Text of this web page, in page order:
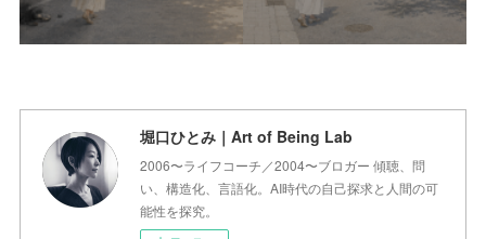
堀口ひとみ｜Art of Being Lab
2006〜ライフコーチ／2004〜ブロガー 傾聴、問
い、構造化、言語化。AI時代の自己探求と人間の可
能性を探究。